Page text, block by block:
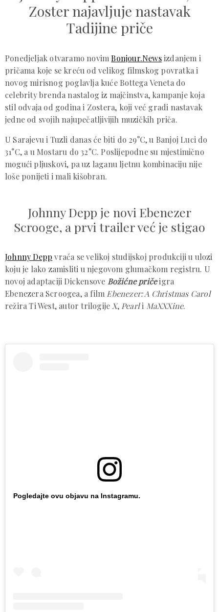
Zoster najavljuje nastavak
Tadijine priče
Ponedjeljak otvaramo novimBonjour.Newsizdanjem i
pričama koje se kreću od velikog filmskog povratka i
novog mirisnog poglavlja kuće Bottega Veneta do
celebrity brenda nastalog iz majčinstva, kampanje koja
stil odvaja od godina i Zostera, koji već gradi nastavak
jedne od svojih najupečatljivijih muzičkih priča.
U Sarajevu i Tuzli danas će biti do 29°C, u Banjoj Luci do
31°C, a u Mostaru do 32°C. Poslijepodne su mjestimično
mogući pljuskovi, pa uz laganu ljetnu kombinaciju nije
loše ponijeti i mali kišobran.
Johnny Depp je novi Ebenezer
Scrooge, a prvi trailer već je stigao
Johnny Depp vraća se velikoj studijskoj produkciji u ulozi
koju je lako zamisliti u njegovom glumačkom registru. U
novoj adaptaciji Dickensove Božićne pričeigra
Ebenezera Scroogea, a film Ebenezer: A Christmas Carol
režira Ti West, autor trilogijeX, Pearli MaXXXine.
Pogledajte ovu objavu na Instagramu.